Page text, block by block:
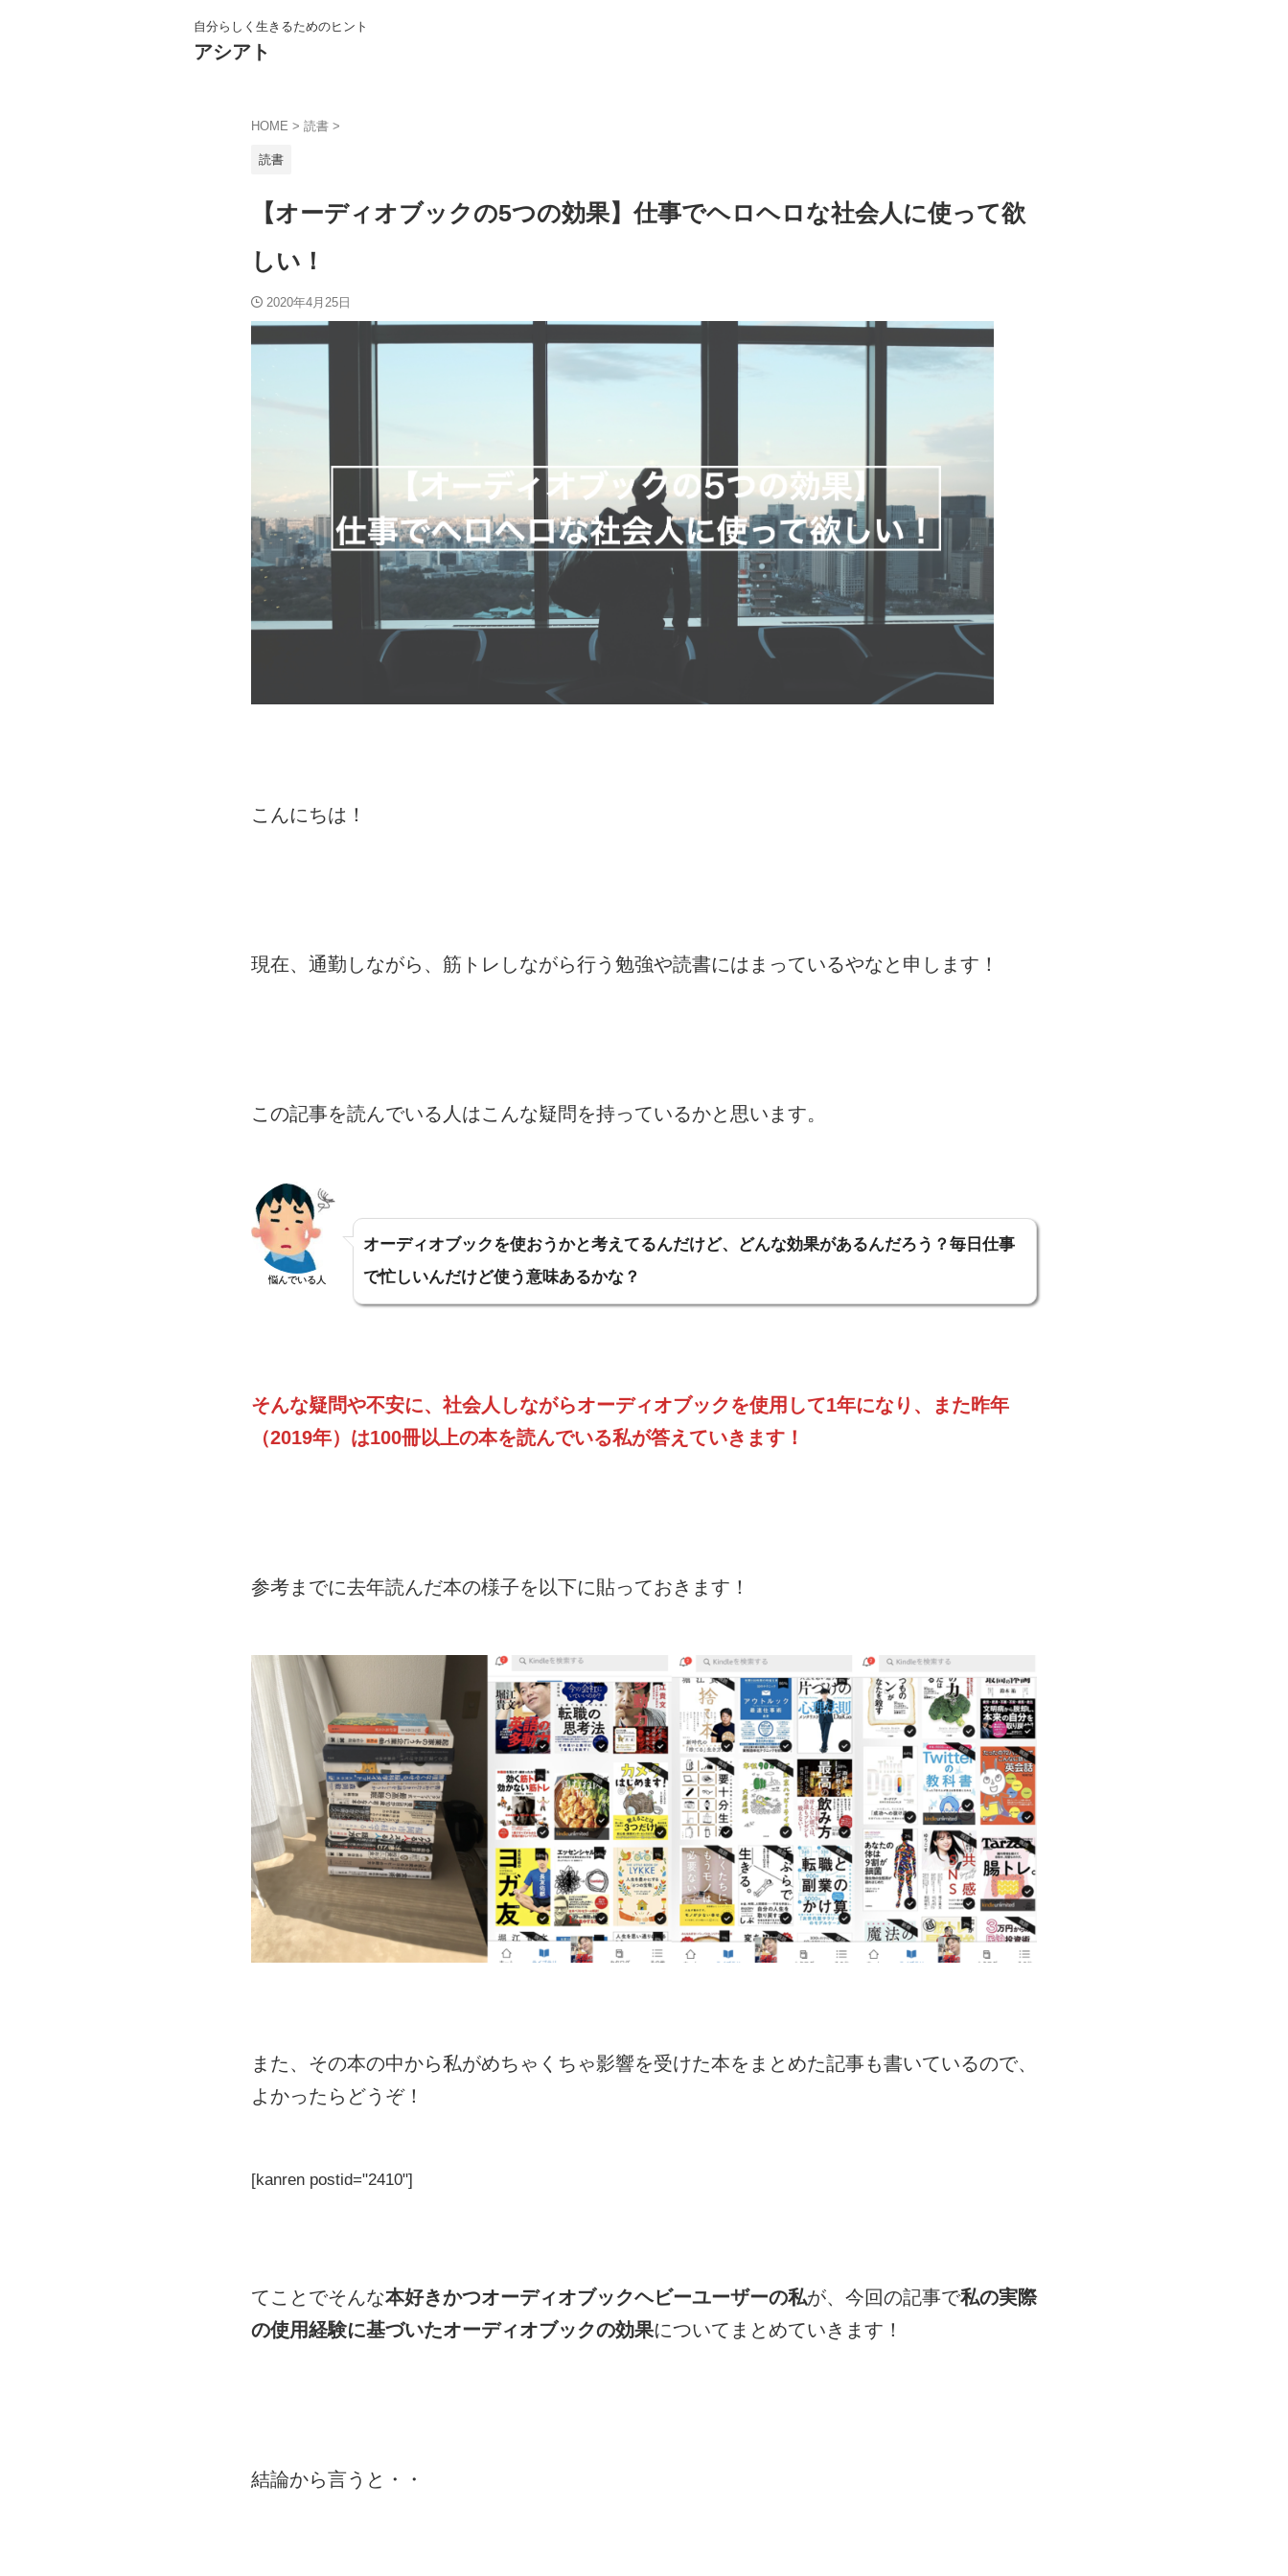
自分らしく生きるためのヒント
アシアト
HOME > 読書 >
読書
【オーディオブックの5つの効果】仕事でヘロヘロな社会人に使って欲
しい！
2020年4月25日
こんにちは！
現在、通勤しながら、筋トレしながら行う勉強や読書にはまっているやなと申します！
この記事を読んでいる人はこんな疑問を持っているかと思います。
悩んでいる人
オーディオブックを使おうかと考えてるんだけど、どんな効果があるんだろう？毎日仕事
で忙しいんだけど使う意味あるかな？
そんな疑問や不安に、社会人しながらオーディオブックを使用して1年になり、また昨年
（2019年）は100冊以上の本を読んでいる私が答えていきます！
参考までに去年読んだ本の様子を以下に貼っておきます！
また、その本の中から私がめちゃくちゃ影響を受けた本をまとめた記事も書いているので、
よかったらどうぞ！
[kanren postid="2410"]
てことでそんな本好きかつオーディオブックヘビーユーザーの私が、今回の記事で私の実際
の使用経験に基づいたオーディオブックの効果についてまとめていきます！
結論から言うと・・